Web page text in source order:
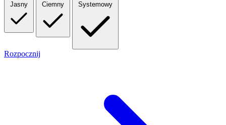
Jasny Ciemny Systemowy
Rozpocznij